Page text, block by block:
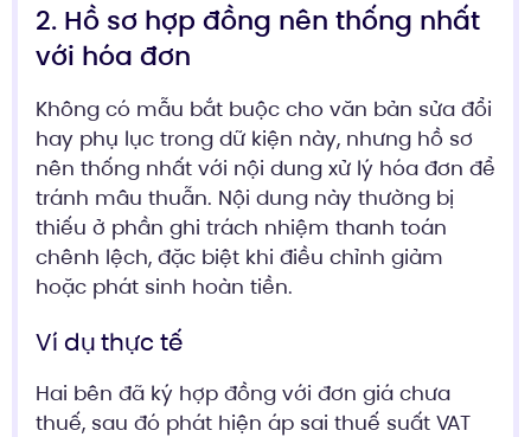
2. Hồ sơ hợp đồng nên thống nhất
với hóa đơn
Không có mẫu bắt buộc cho văn bản sửa đổi
hay phụ lục trong dữ kiện này, nhưng hồ sơ
nên thống nhất với nội dung xử lý hóa đơn để
tránh mâu thuẫn. Nội dung này thường bị
thiếu ở phần ghi trách nhiệm thanh toán
chênh lệch, đặc biệt khi điều chỉnh giảm
hoặc phát sinh hoàn tiền.
Ví dụ thực tế
Hai bên đã ký hợp đồng với đơn giá chưa
thuế, sau đó phát hiện áp sai thuế suất VAT